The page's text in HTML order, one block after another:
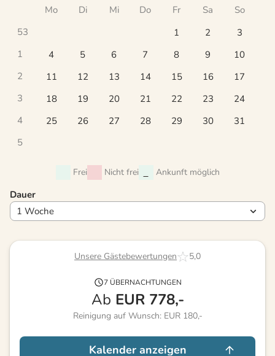
Mo Di Mi Do Fr Sa
So
53
1 2
3
1
4 5 6 7 8 9
10
2
11 12 13 14 15 16
17
3
18 19 20 21 22 23
24
4
25 26 27 28 29 30
31
5
Frei Nicht frei Ankunft möglich
Dauer
Unsere Gästebewertungen 5,0
7 ÜBERNACHTUNGEN
Ab EUR 778,-
Reinigung auf Wunsch: EUR 180,-
Kalender anzeigen